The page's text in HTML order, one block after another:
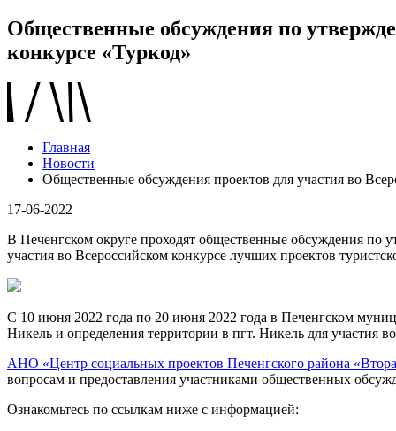
Общественные обсуждения по
конкурсе «Туркод»
Главная
Новости
Общественные обсуждения проектов для участия во
17-06-2022
В Печенгском округе проходят общественные обсуждения по
участия во Всероссийском конкурсе лучших проектов
С 10 июня 2022 года по 20 июня 2022 года в Печенгском
Никель и определения территории в пгт. Никель для участия
АНО «Центр социальных проектов Печенгского района
вопросам и предоставления участниками общественных
Ознакомьтесь по ссылкам ниже с информацией: